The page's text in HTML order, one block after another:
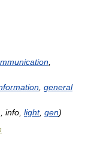
general
info, light, gen)